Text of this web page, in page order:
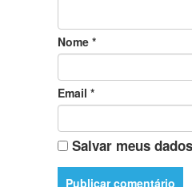
Nome *
Email *
Salvar meus